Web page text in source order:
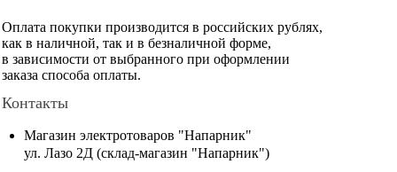
Оплата покупки производится в российских рублях,
как в наличной, так и в безналичной форме,
в зависимости от выбранного при оформлении
заказа способа оплаты.
Контакты
Магазин электротоваров "Напарник"
ул. Лазо 2Д (склад-магазин "Напарник")